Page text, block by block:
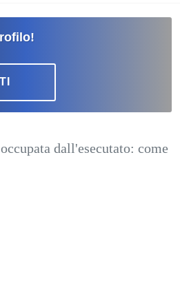
dall'esecutato: come